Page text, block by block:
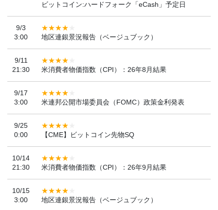
ビットコイン:ハードフォーク「eCash」予定日
9/3
3:00
地区連銀景況報告（ベージュブック）
9/11
21:30
米消費者物価指数（CPI）：26年8月結果
9/17
3:00
米連邦公開市場委員会（FOMC）政策金利発表
9/25
0:00
【CME】ビットコイン先物SQ
10/14
21:30
米消費者物価指数（CPI）：26年9月結果
10/15
3:00
地区連銀景況報告（ベージュブック）